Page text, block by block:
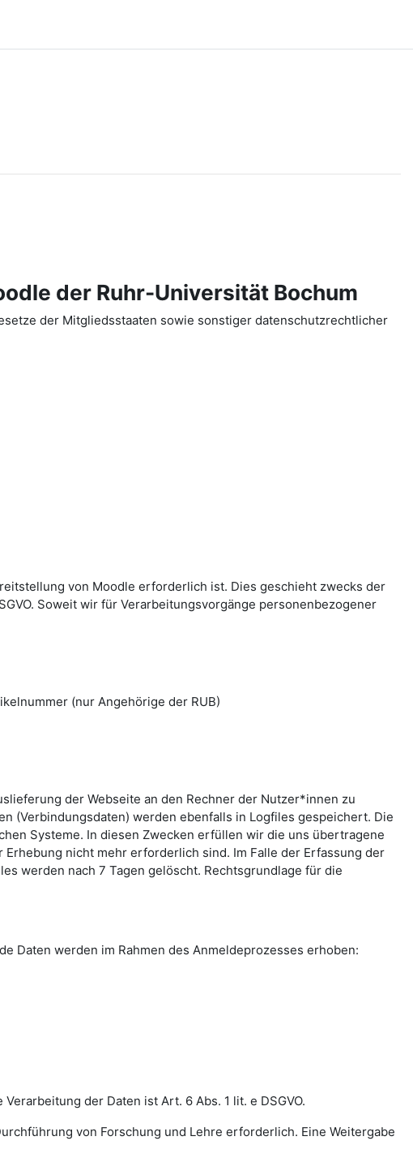
der Ruhr-Universität Bochum
der Mitgliedsstaaten sowie sonstiger datenschutzrechtlicher
von Moodle erforderlich ist. Dies geschieht zwecks der
Soweit wir für Verarbeitungsvorgänge personenbezogener
(nur Angehörige der RUB)
der Webseite an den Rechner der Nutzer*innen zu
(Verbindungsdaten) werden ebenfalls in Logfiles gespeichert. Die
Systeme. In diesen Zwecken erfüllen wir die uns übertragene
nicht mehr erforderlich sind. Im Falle der Erfassung der
werden nach 7 Tagen gelöscht. Rechtsgrundlage für die
Daten werden im Rahmen des Anmeldeprozesses erhoben:
der Daten ist Art. 6 Abs. 1 lit. e DSGVO.
von Forschung und Lehre erforderlich. Eine Weitergabe